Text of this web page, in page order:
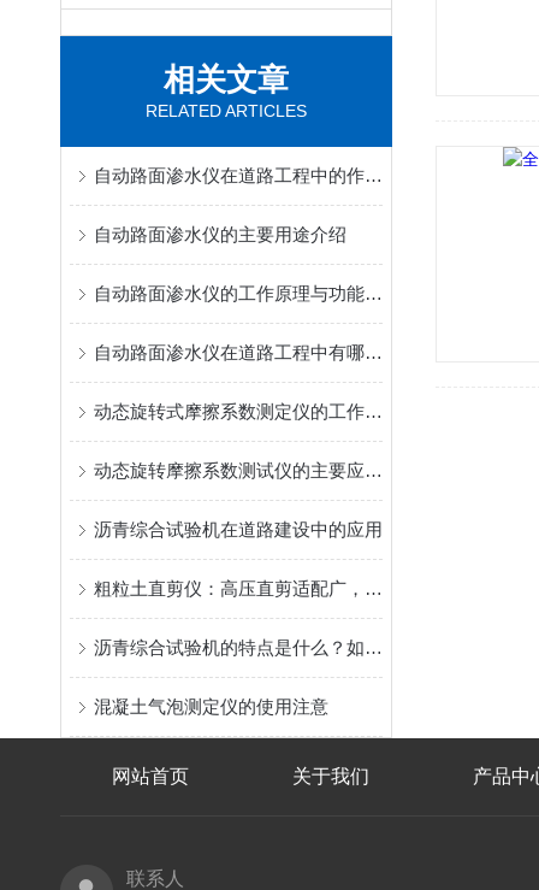
相关文章
RELATED ARTICLES
自动路面渗水仪在道路工程中的作用与意义
自动路面渗水仪的主要用途介绍
自动路面渗水仪的工作原理与功能介绍
自动路面渗水仪在道路工程中有哪些应用？
动态旋转式摩擦系数测定仪的工作原理
动态旋转摩擦系数测试仪的主要应用领域有哪些？
沥青综合试验机在道路建设中的应用
粗粒土直剪仪：高压直剪适配广，精准测粗粒土抗剪强度
沥青综合试验机的特点是什么？如何操作使用？
混凝土气泡测定仪的使用注意
网站首页 关于我们 产品中
联系人